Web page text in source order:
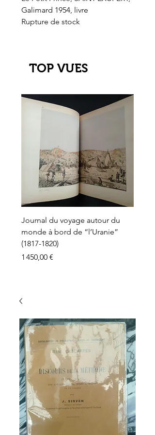
Galimard 1954, livre
Rupture de stock
TOP VUES
Journal du voyage autour du
monde à bord de “l’Uranie”
(1817-1820)
Prix
1 450,00 €